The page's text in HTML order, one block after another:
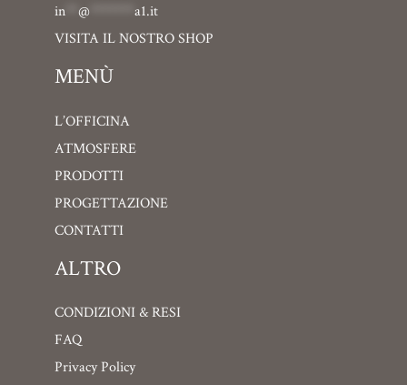
in
@
a1.it
VISITA IL NOSTRO SHOP
MENÙ
L’OFFICINA
ATMOSFERE
PRODOTTI
PROGETTAZIONE
CONTATTI
ALTRO
CONDIZIONI & RESI
FAQ
Privacy Policy